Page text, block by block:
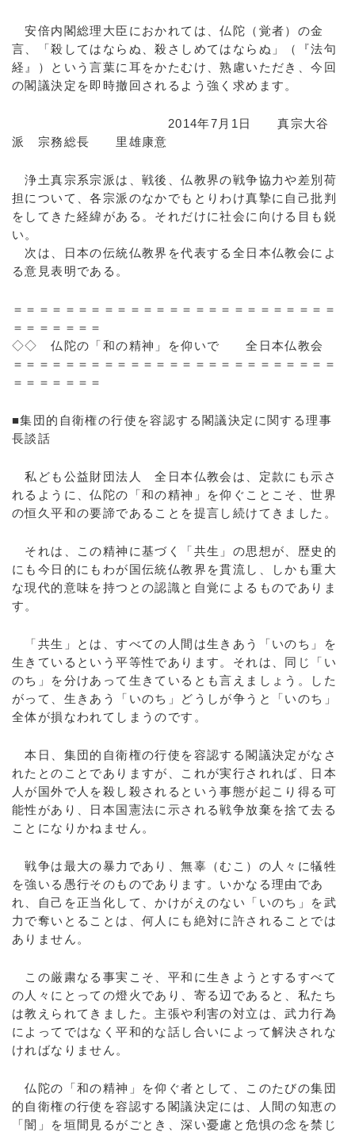
安倍内閣総理大臣におかれては、仏陀（覚者）の金
言、「殺してはならぬ、殺さしめてはならぬ」（『法句
経』）という言葉に耳をかたむけ、熟慮いただき、今回
の閣議決定を即時撤回されるよう強く求めます。
2014年7月1日 真宗大谷
派 宗務総長 里雄康意
浄土真宗系宗派は、戦後、仏教界の戦争協力や差別荷
担について、各宗派のなかでもとりわけ真摯に自己批判
をしてきた経緯がある。それだけに社会に向ける目も鋭
い。
次は、日本の伝統仏教界を代表する全日本仏教会によ
る意見表明である。
＝＝＝＝＝＝＝＝＝＝＝＝＝＝＝＝＝＝＝＝＝＝＝＝＝
＝＝＝＝＝＝＝
◇◇ 仏陀の「和の精神」を仰いで 全日本仏教会
＝＝＝＝＝＝＝＝＝＝＝＝＝＝＝＝＝＝＝＝＝＝＝＝＝
＝＝＝＝＝＝＝
■集団的自衛権の行使を容認する閣議決定に関する理事
長談話
私ども公益財団法人 全日本仏教会は、定款にも示さ
れるように、仏陀の「和の精神」を仰ぐことこそ、世界
の恒久平和の要諦であることを提言し続けてきました。
それは、この精神に基づく「共生」の思想が、歴史的
にも今日的にもわが国伝統仏教界を貫流し、しかも重大
な現代的意味を持つとの認識と自覚によるものでありま
す。
「共生」とは、すべての人間は生きあう「いのち」を
生きているという平等性であります。それは、同じ「い
のち」を分けあって生きているとも言えましょう。した
がって、生きあう「いのち」どうしが争うと「いのち」
全体が損なわれてしまうのです。
本日、集団的自衛権の行使を容認する閣議決定がなさ
れたとのことでありますが、これが実行されれば、日本
人が国外で人を殺し殺されるという事態が起こり得る可
能性があり、日本国憲法に示される戦争放棄を捨て去る
ことになりかねません。
戦争は最大の暴力であり、無辜（むこ）の人々に犠牲
を強いる愚行そのものであります。いかなる理由であ
れ、自己を正当化して、かけがえのない「いのち」を武
力で奪いとることは、何人にも絶対に許されることでは
ありません。
この厳粛なる事実こそ、平和に生きようとするすべて
の人々にとっての燈火であり、寄る辺であると、私たち
は教えられてきました。主張や利害の対立は、武力行為
によってではなく平和的な話し合いによって解決されな
ければなりません。
仏陀の「和の精神」を仰ぐ者として、このたびの集団
的自衛権の行使を容認する閣議決定には、人間の知恵の
「闇」を垣間見るがごとき、深い憂慮と危惧の念を禁じ